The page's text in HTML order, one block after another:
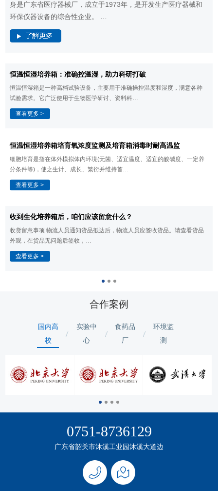
身是广东省医疗器械厂，成立于1973年，是开发生产医疗器械和
环保仪器设备的综合性企业。 …
​恒温恒湿培养箱：准确控温湿，助力科研打破
恒温恒湿箱是一种高档试验设备，主要用于准确操控温度和湿度，满意各种
试验需求。它广泛使用于生物医学研讨、资料科…
查看更多 >
恒温恒湿培养箱​培育氧浓度监测及培育箱消毒时耐高温监
细胞培育是指在体外模拟体内环境(无菌、适宜温度、适宜的酸碱度、一定养
分条件等)，使之生计、成长、繁衍并维持首…
查看更多 >
​收到生化培养箱后，咱们应该留意什么？
收货留意事项 物流人员通知货品抵达后，物流人员应签收货品。请查看货品
外观，在货品无问题后签收，…
查看更多 >
合作案例
国内高
校
实验中
心
食药品
厂
环境监
测
0751-8736129
广东省韶关市沐溪工业园沐溪大道边